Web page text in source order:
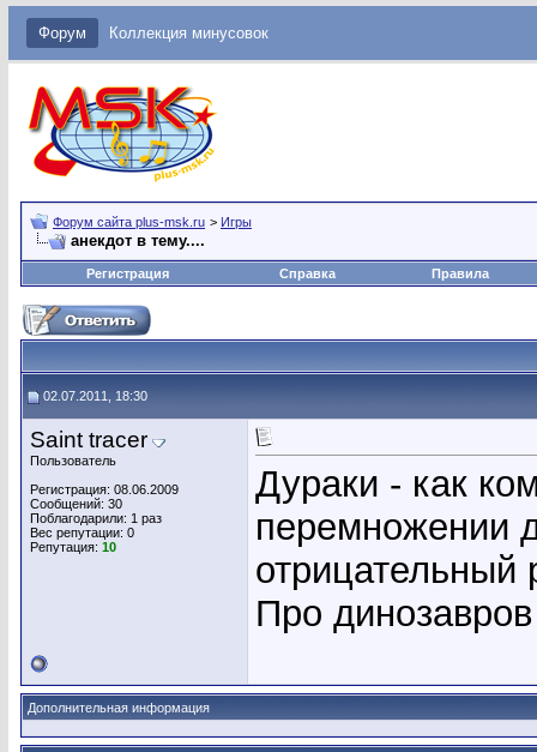
Форум Коллекция минусовок
Форум сайта plus-msk.ru > Игры
анекдот в тему....
Регистрация Справка Правила
02.07.2011, 18:30
Saint tracer
Пользователь
Регистрация: 08.06.2009
Сообщений: 30
Поблагодарили: 1 раз
Вес репутации: 0
Репутация: 10
Дураки - как
перемножении
отрицательный
Про динозавров
Дополнительная информация